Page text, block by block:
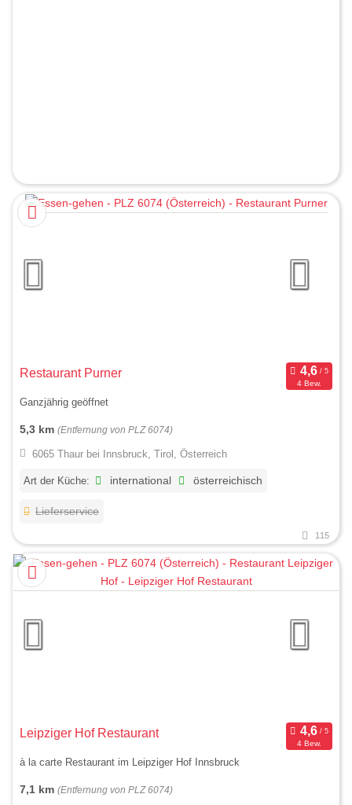
Restaurant Purner
4 Bew.
Ganzjährig geöffnet
5,3 km (Entfernung von PLZ 6074)
6065 Thaur bei Innsbruck, Tirol, Österreich
Art der Küche: international österreichisch
Lieferservice
115
Leipziger Hof Restaurant
4 Bew.
à la carte Restaurant im Leipziger Hof Innsbruck
7,1 km (Entfernung von PLZ 6074)